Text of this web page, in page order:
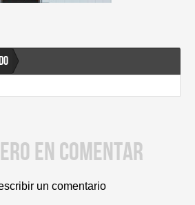
EN COMENTAR
un comentario